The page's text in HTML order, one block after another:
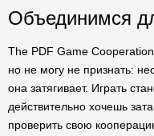
Объединимся
The PDF Game
но не могу не признать:
она затягивает. Играть
действительно хочешь
проверить свою